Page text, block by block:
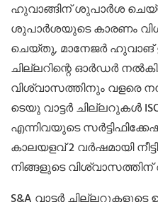
ഹുവാങ്ങിന് ശുപാർശ
ശുപാർശയുടെ കാരണം
ചെയ്തു, മാനേജർ ഹുവാങ്
ചില്ലറിന്റെ ഓർഡർ
വിശ്വാസത്തിനും വളരെ
ടെയു വാട്ടർ ചില്ലറുകൾ ISO,
എന്നിവയുടെ
കാലയളവ് 2 വർഷമായി
നിങ്ങളുടെ